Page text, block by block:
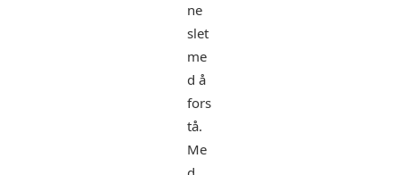
ne
slet
me
d å
fors
tå.
Me